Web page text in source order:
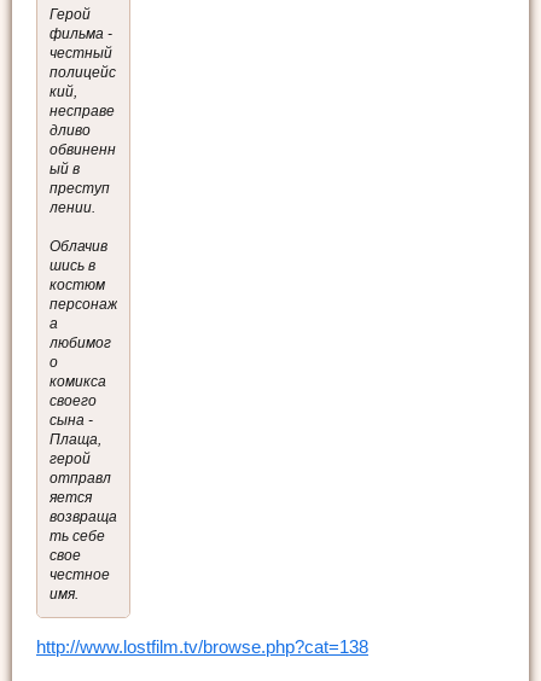
Герой
фильма -
честный
полицейс
кий,
несправе
дливо
обвиненн
ый в
преступ
лении.
Облачив
шись в
костюм
персонаж
а
любимог
о
комикса
своего
сына -
Плаща,
герой
отправл
яется
возвраща
ть себе
свое
честное
имя.
http://www.lostfilm.tv/browse.php?cat=138